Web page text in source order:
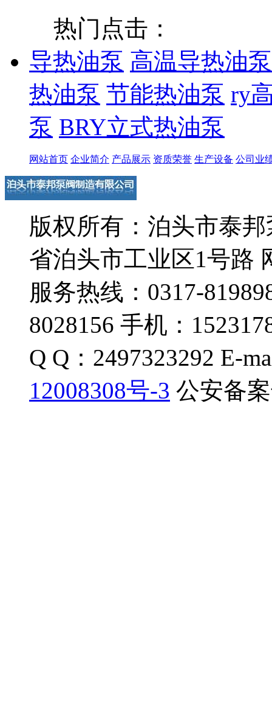
热门点击：
导热油泵 高温导热油泵
热油泵 节能热油泵 ry
泵 BRY立式热油泵
网站首页 企业简介 产品展示 资质荣誉 生产设备 公司业
版权所有：泊头市泰
省泊头市工业区1号路
服务热线：0317-
8028156 手机：
Q Q：2497323292 E-
12008308号-3 公安备